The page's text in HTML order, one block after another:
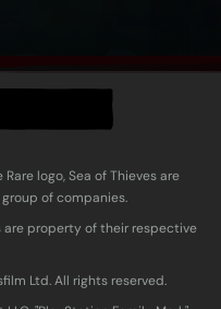
logo, Sea of Thieves are
of companies.
property of their respective
Ltd. All rights reserved.